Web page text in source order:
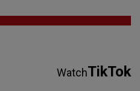
WatchTikTok